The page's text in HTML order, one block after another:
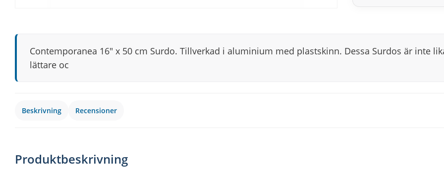
Contemporanea 16″ x 50 cm Surdo. Tillverkad i aluminium med plastskinn. Dessa Surdos är inte
lättare oc
Beskrivning Recensioner
Produktbeskrivning